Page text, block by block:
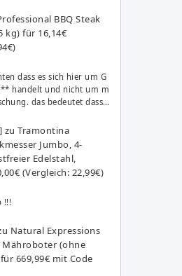
BBQ Steak
kg) für 16,14€
dass es sich hier um G
handelt und nicht um m
das bedeutet dass…
zuTramontina
Jumbo, 4-
Edelstahl,
(Vergleich: 22,99€)
!!!
Natural Expressions
Mähroboter (ohne
669,99€ mit Code